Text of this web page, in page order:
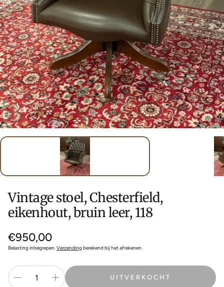
Vintage stoel, Chesterfield,
eikenhout, bruin leer, 118
Normale
prijs
€950,00
Belasting inbegrepen.Verzendingberekend bij het afrekenen.
UITVERKOCHT